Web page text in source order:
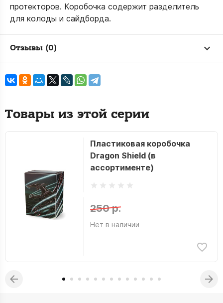
протекторов. Коробочка содержит разделитель
для колоды и сайдборда.
Отзывы (0)
Товары из этой серии
Пластиковая коробочка
Dragon Shield (в
ассортименте)
250 р.
Нет в наличии